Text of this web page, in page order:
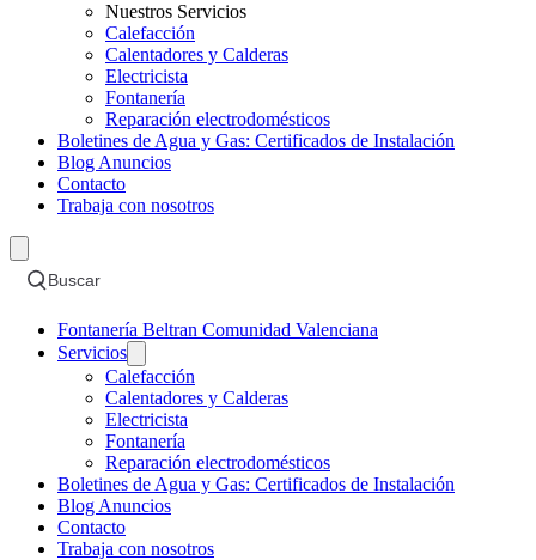
Nuestros Servicios
Calefacción
Calentadores y Calderas
Electricista
Fontanería
Reparación electrodomésticos
Boletines de Agua y Gas: Certificados de Instalación
Blog Anuncios
Contacto
Trabaja con nosotros
Buscar
Fontanería Beltran Comunidad Valenciana
Servicios
Calefacción
Calentadores y Calderas
Electricista
Fontanería
Reparación electrodomésticos
Boletines de Agua y Gas: Certificados de Instalación
Blog Anuncios
Contacto
Trabaja con nosotros